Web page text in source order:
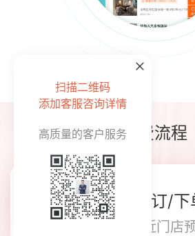
消费流程
在线预订/下
查看附近门店
扫描二维码
添加客服咨询详情
高质量的客户服务